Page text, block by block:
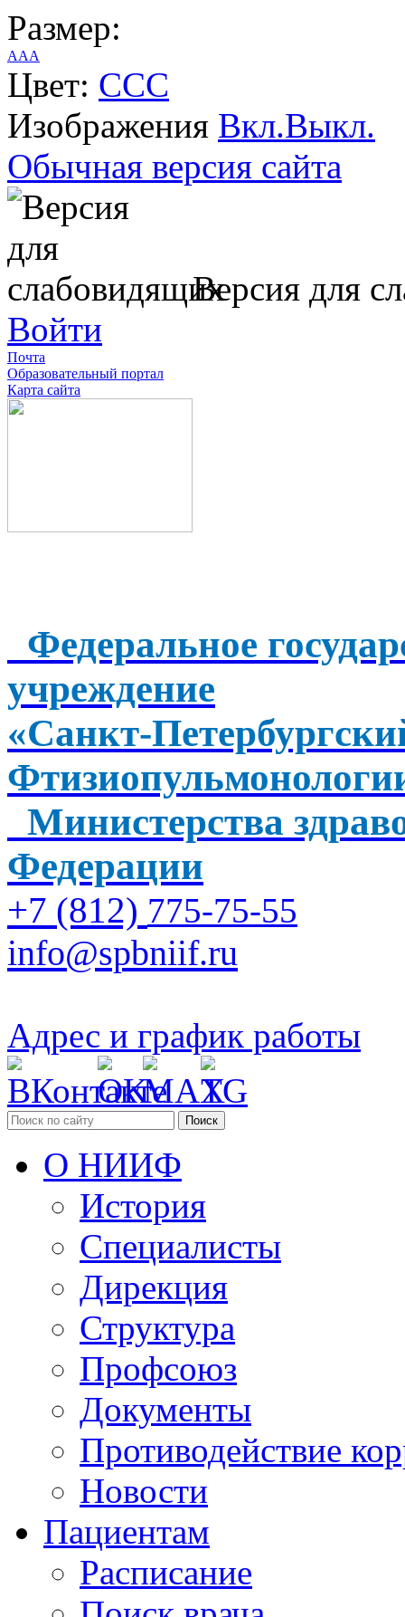
Размер:
AAA
Цвет: CCC
Изображения Вкл.Выкл.
Обычная версия сайта
Версия для
Войти
Почта
Образовательный портал
Карта сайта
Федеральное
учреждение
«Санкт-
Министерства
Федерации
+7 (812) 775-75-55
info@spbniif.ru
Адрес и график работы
Поиск
О НИИФ
История
Специалисты
Дирекция
Структура
Профсоюз
Документы
Противодействие
Новости
Пациентам
Расписание